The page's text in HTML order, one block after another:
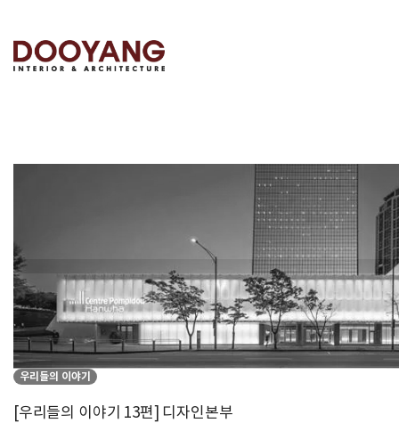
우리들의 이야기
[우리들의 이야기 13편] 디자인본부